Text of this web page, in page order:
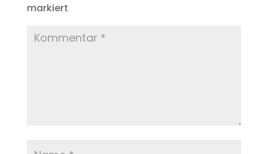
markiert